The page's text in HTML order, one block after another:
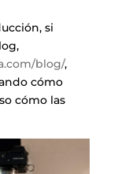
si
blog/,
cómo
cómo las